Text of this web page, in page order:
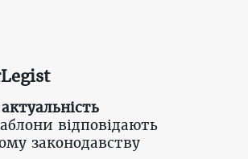
відповідають
законодавству